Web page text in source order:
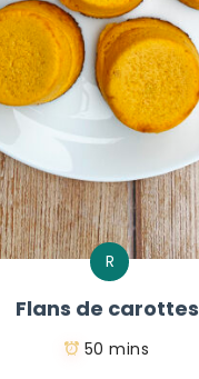
R
Flans de carottes
50 mins